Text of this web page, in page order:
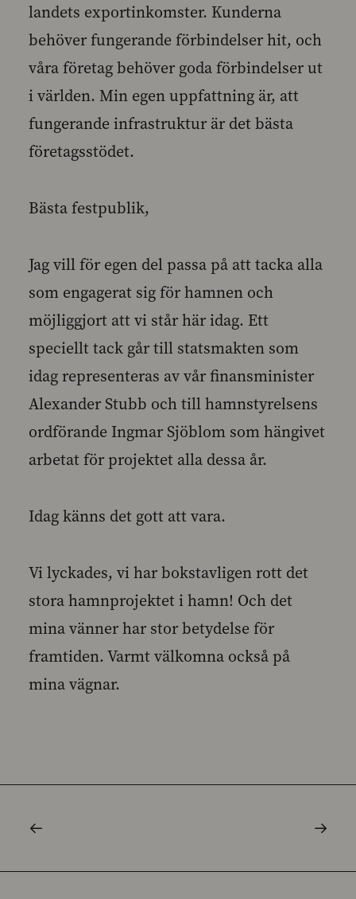
landets exportinkomster. Kunderna
behöver fungerande förbindelser hit, och
våra företag behöver goda förbindelser ut
i världen. Min egen uppfattning är, att
fungerande infrastruktur är det bästa
företagsstödet.
Bästa festpublik,
Jag vill för egen del passa på att tacka alla
som engagerat sig för hamnen och
möjliggjort att vi står här idag. Ett
speciellt tack går till statsmakten som
idag representeras av vår finansminister
Alexander Stubb och till hamnstyrelsens
ordförande Ingmar Sjöblom som hängivet
arbetat för projektet alla dessa år.
Idag känns det gott att vara.
Vi lyckades, vi har bokstavligen rott det
stora hamnprojektet i hamn! Och det
mina vänner har stor betydelse för
framtiden. Varmt välkomna också på
mina vägnar.